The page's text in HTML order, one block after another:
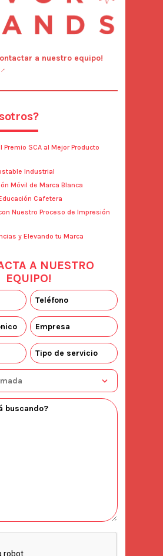
a nuestro equipo!
Premio SCA al Mejor Producto
Industrial
Móvil de Marca Blanca
Cafetera
Nuestro Proceso de Impresión
y Elevando tu Marca
A NUESTRO
EQUIPO!